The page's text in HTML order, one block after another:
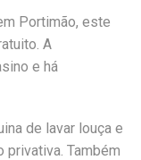
Portimão, este
A
e há
de lavar louça e
privativa. Também